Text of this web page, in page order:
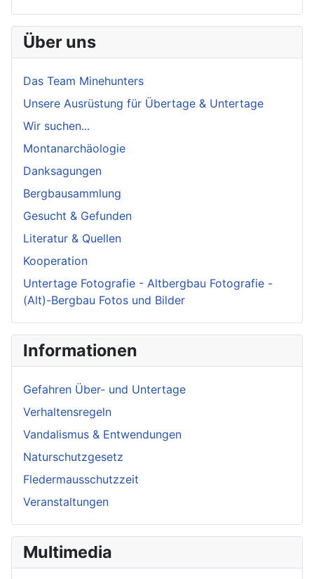
Über uns
Das Team Minehunters
Unsere Ausrüstung für Übertage & Untertage
Wir suchen...
Montanarchäologie
Danksagungen
Bergbausammlung
Gesucht & Gefunden
Literatur & Quellen
Kooperation
Untertage Fotografie - Altbergbau Fotografie -
(Alt)-Bergbau Fotos und Bilder
Informationen
Gefahren Über- und Untertage
Verhaltensregeln
Vandalismus & Entwendungen
Naturschutzgesetz
Fledermausschutzzeit
Veranstaltungen
Multimedia